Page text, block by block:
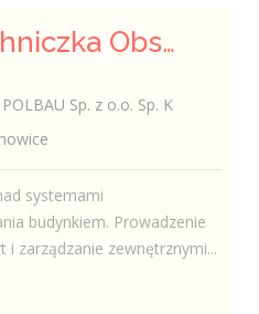
Technik / Techniczka Obsługi Budynku
Sp. z o.o. Sp. K
systemami
budynkiem. Prowadzenie
zarządzanie zewnętrznymi...